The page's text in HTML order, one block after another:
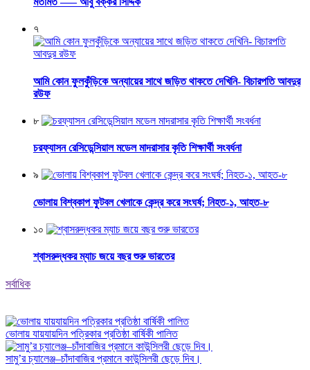
৭
আমি কোন ফুলকুঁড়িকে অন্যায়ের সাথে জড়িত থাকতে দেখিনি- বিচারপতি আবদুর
রউফ
৮
চরফ্যাসন রেসিডেন্সিয়াল মডেল মাদরাসার কৃতি শিক্ষার্থী সংবর্ধনা
৯
ভোলায় বিশ্বকাপ ফুটবল খেলাকে কেন্দ্র করে সংঘর্ষ; নিহত-১, আহত-৮
১০
শ্বাসরুদ্ধকর ম্যাচ জয়ে বছর শুরু ভারতের
সর্বাধিক
ভোলায় যায়যায়দিন পত্রিকার প্রতিষ্ঠা বার্ষিকী পালিত
সামু’র চ্যালেঞ্জ–চাঁদাবাজির প্রমানে কাউন্সিলরী ছেড়ে দিব।